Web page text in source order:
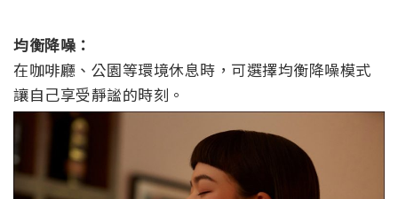
均衡降噪：
在咖啡廳、公園等環境休息時，可選擇均衡降噪模式
讓自己享受靜謐的時刻。